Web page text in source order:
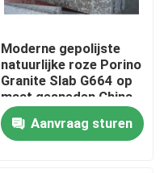
Moderne gepolijste
natuurlijke roze Porino
Granite Slab G664 op
maat gesneden China
Roze Porno Rosa
prijzenAanvraag sturen